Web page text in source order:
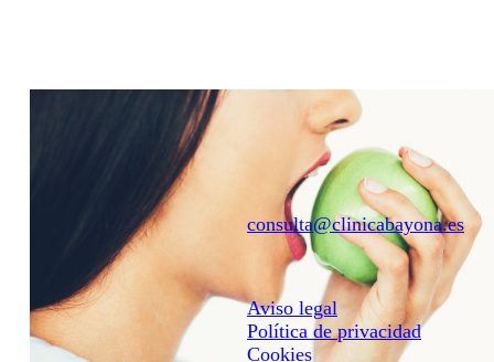
Conócenos
Equipo
Tecnología
Primera visita
Facilidades de pago
Tratamientos
Aviso legal
Política de privacidad
Cookies
consulta@clinicabayona.es